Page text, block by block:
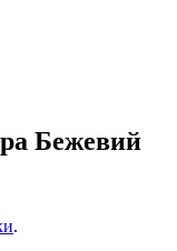
Бежевий
.